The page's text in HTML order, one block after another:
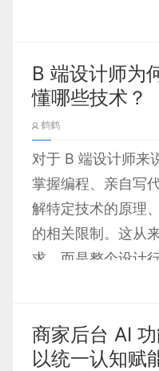
然、文化和历史之中
一下，在这里我们把它
「和风三色」。
布局是日式设计的灵
视觉元素间的留白比
一、色彩
颜色从来不止是视觉
想，而蓝紫色恰好精
蓝色自带的 “信任感”
传递安全可靠，多数
AI 产品自然也借助这
上就先认可其技术实
步骤1：打开官网，
步骤2：进入 [运费和
则，然后打开他们提
格，来确定自己想要
时间有关，官方分了
B 端设计师为
懂哪些技术？
鹤鹤
对于 B 端设计师来
掌握编程、亲自写
解特定技术的原理
的相关限制。这从
求，而是整个设计
设计的核心本就是
设计要适配印刷标
艺、室内设计要衔
商家后台 AI
以统一认知赋